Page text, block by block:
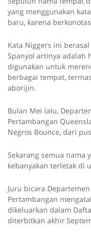
yang menggunakan
baru, karena
Kata Niggers ini
Spanyol artinya adalah
digunakan untuk
berbagai tempat,
aborijin.
Bulan Mei lalu,
Pertambangan
Negros Bounce, dari
Sekarang semua nama
kebanyakan terletak di
Juru bicara
Pertambangan
dikeluarkan dalam
diterbitkan akhir